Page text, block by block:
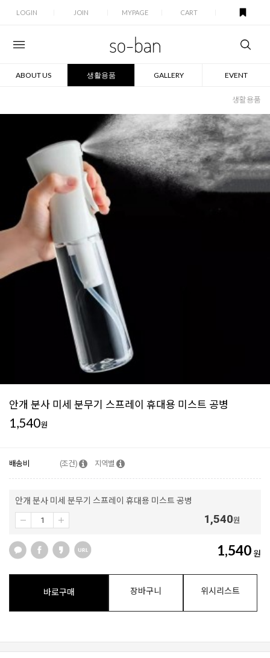
LOGIN JOIN MYPAGE CART
ABOUT US 생활용품 GALLERY EVENT
생활용품
안개 분사 미세 분무기 스프레이 휴대용 미스트 공병
1,540원
배송비 (조건) 지역별
안개 분사 미세 분무기 스프레이 휴대용 미스트 공병
1,540원
1,540 원
바로구매 장바구니 위시리스트